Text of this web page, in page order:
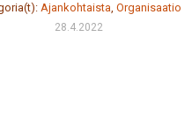
Ajankohtaista, Organisaatio
28.4.2022